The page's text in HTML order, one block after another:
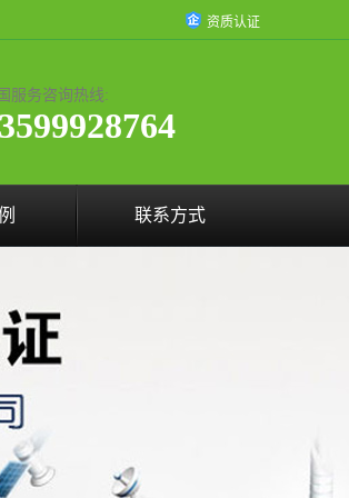
资质认证
服务咨询热线:
联系方式